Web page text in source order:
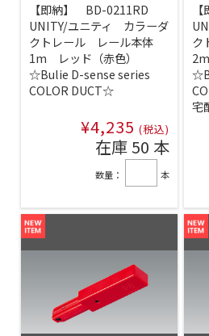
【即納】 BD-0211RD
UNITY/ユニティ カラーダ
クトレール レール本体
1m レッド（赤色）
☆Bulie D-sense series
COLOR DUCT☆
¥4,235 (税込)
在庫 50 本
数量： 本
ク
宅